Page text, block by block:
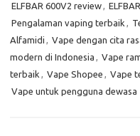
ELFBAR 600V2 review,
Pengalaman vaping terbaik ,
Alfamidi , Vape dengan cita
modern di Indonesia , Vape
terbaik , Vape Shopee , Vape
Vape untuk pengguna dewasa